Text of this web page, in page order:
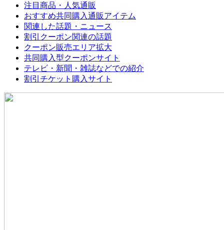
注目商品・人気通販
おすすめ共同購入通販アイテム
関連した話題・ニュース
割引クーポン関連の話題
クーポン販売エリア拡大
共同購入型クーポンサイト
テレビ・新聞・雑誌などでの紹介
割引チケット購入サイト